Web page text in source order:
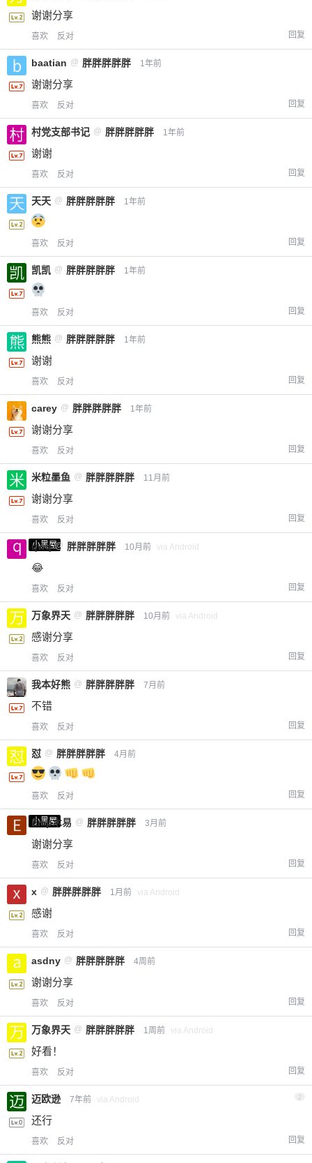
2 元 5 元 10 元
¥
谢谢分享
喜欢 反对 回复
baatian @ 胖胖胖胖胖 1年前
谢谢分享
喜欢 反对 回复
村党支部书记 @ 胖胖胖胖胖 1年前
谢谢
喜欢 反对 回复
天天 @ 胖胖胖胖胖 1年前
喜欢 反对 回复
凯凯 @ 胖胖胖胖胖 1年前
喜欢 反对 回复
熊熊 @ 胖胖胖胖胖 1年前
谢谢
喜欢 反对 回复
carey @ 胖胖胖胖胖 1年前
谢谢分享
喜欢 反对 回复
米粒墨鱼 @ 胖胖胖胖胖 11月前
谢谢分享
喜欢 反对 回复
小黑屋
qwq @ 胖胖胖胖胖 10月前 via Android
😂
喜欢 反对 回复
万象界天 @ 胖胖胖胖胖 10月前 via Android
感谢分享
喜欢 反对 回复
我本好熊 @ 胖胖胖胖胖 7月前
不错
喜欢 反对 回复
怼 @ 胖胖胖胖胖 4月前
喜欢 反对 回复
小黑屋
Emp木易 @ 胖胖胖胖胖 3月前
谢谢分享
喜欢 反对 回复
x @ 胖胖胖胖胖 1月前 via Android
感谢
喜欢 反对 回复
asdny @ 胖胖胖胖胖 4周前
谢谢分享
喜欢 反对 回复
万象界天 @ 胖胖胖胖胖 1周前 via Android
好看！
喜欢 反对 回复
迈欧逊 7年前 via Android 2
还行
喜欢 反对 回复
您没有权限发布内容，请购买会员或者提升权
忘记密码？